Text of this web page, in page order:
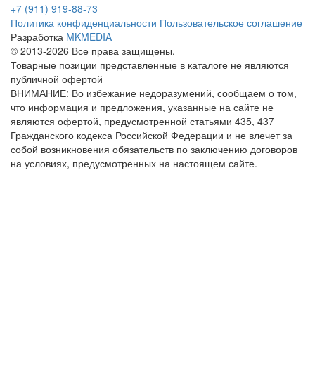
+7 (911) 919-88-73
Политика конфиденциальности Пользовательское соглашение
Разработка MKMEDIA
© 2013-2026 Все права защищены.
Товарные позиции представленные в каталоге не являются
публичной офертой
ВНИМАНИЕ: Во избежание недоразумений, сообщаем о том,
что информация и предложения, указанные на сайте не
являются офертой, предусмотренной статьями 435, 437
Гражданского кодекса Российской Федерации и не влечет за
собой возникновения обязательств по заключению договоров
на условиях, предусмотренных на настоящем сайте.